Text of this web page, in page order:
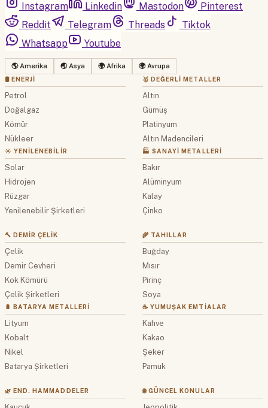
Instagram
Linkedin Mastodon
Pinterest
Reddit
Telegram Threads
Tiktok
Whatsapp
Youtube
🌎 Amerika 🌏 Asya 🌍 Afrika 🌍 Avrupa
🛢 ENERJI
Petrol
Doğalgaz
Kömür
Nükleer
☀️ YENILENEBILIR
Solar
Hidrojen
Rüzgar
Yenilenebilir Şirketleri
🥇 DEĞERLI METALLER
Altın
Gümüş
Platinyum
Altın Madencileri
🏭 SANAYI METALLERI
Bakır
Alüminyum
Kalay
Çinko
🔨 DEMIR ÇELIK
Çelik
Demir Cevheri
Kok Kömürü
Çelik Şirketleri
🔋 BATARYA METALLERI
Lityum
Kobalt
Nikel
Batarya Şirketleri
🌾 TAHILLAR
Buğday
Mısır
Pirinç
Soya
☕ YUMUŞAK EMTIALAR
Kahve
Kakao
Şeker
Pamuk
🌿 END. HAMMADDELER 🌐 GÜNCEL KONULAR